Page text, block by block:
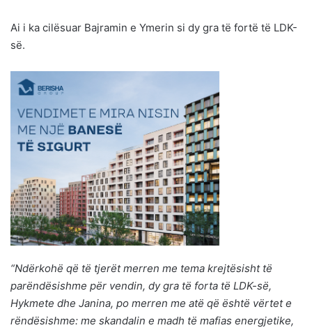
Ai i ka cilësuar Bajramin e Ymerin si dy gra të fortë të LDK-
së.
“Ndërkohë që të tjerët merren me tema krejtësisht të
parëndësishme për vendin, dy gra të forta të LDK-së,
Hykmete dhe Janina, po merren me atë që është vërtet e
rëndësishme: me skandalin e madh të mafias energjetike,